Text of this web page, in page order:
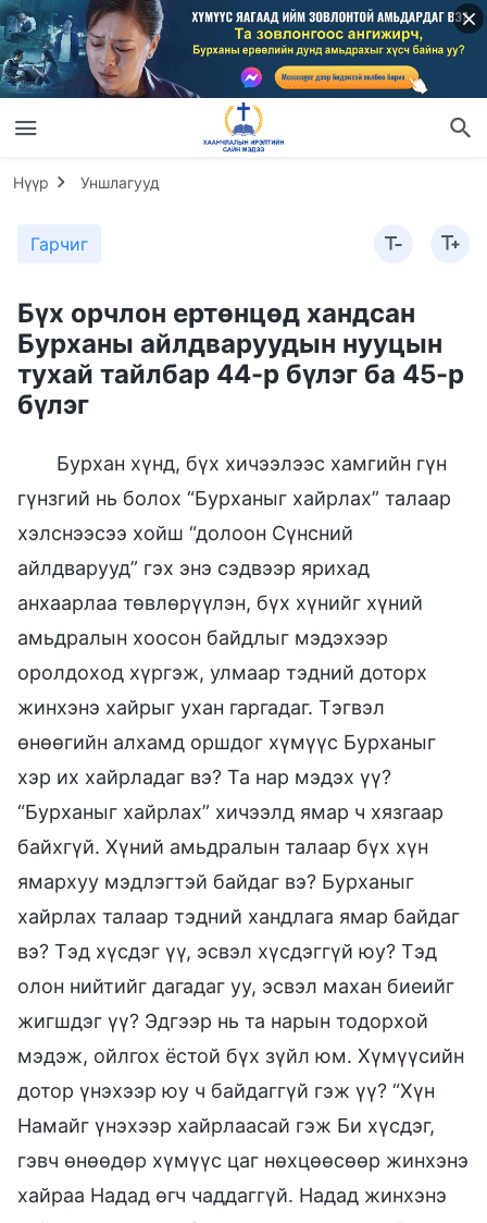
Нүүр Уншлагууд
Гарчиг
Бүх орчлон ертөнцөд хандсан
Бурханы айлдваруудын нууцын
тухай тайлбар 44-р бүлэг ба 45-р
бүлэг
Бурхан хүнд, бүх хичээлээс хамгийн гүн
гүнзгий нь болох “Бурханыг хайрлах” талаар
хэлснээсээ хойш “долоон Сүнсний
айлдварууд” гэх энэ сэдвээр ярихад
анхаарлаа төвлөрүүлэн, бүх хүнийг хүний
амьдралын хоосон байдлыг мэдэхээр
оролдоход хүргэж, улмаар тэдний доторх
жинхэнэ хайрыг ухан гаргадаг. Тэгвэл
өнөөгийн алхамд оршдог хүмүүс Бурханыг
хэр их хайрладаг вэ? Та нар мэдэх үү?
“Бурханыг хайрлах” хичээлд ямар ч хязгаар
байхгүй. Хүний амьдралын талаар бүх хүн
ямархуу мэдлэгтэй байдаг вэ? Бурханыг
хайрлах талаар тэдний хандлага ямар байдаг
вэ? Тэд хүсдэг үү, эсвэл хүсдэггүй юу? Тэд
олон нийтийг дагадаг уу, эсвэл махан биеийг
жигшдэг үү? Эдгээр нь та нарын тодорхой
мэдэж, ойлгох ёстой бүх зүйл юм. Хүмүүсийн
дотор үнэхээр юу ч байдаггүй гэж үү? “Хүн
Намайг үнэхээр хайрлаасай гэж Би хүсдэг,
гэвч өнөөдөр хүмүүс цаг нөхцөөсөөр жинхэнэ
хайраа Надад өгч чаддаггүй. Надад жинхэнэ